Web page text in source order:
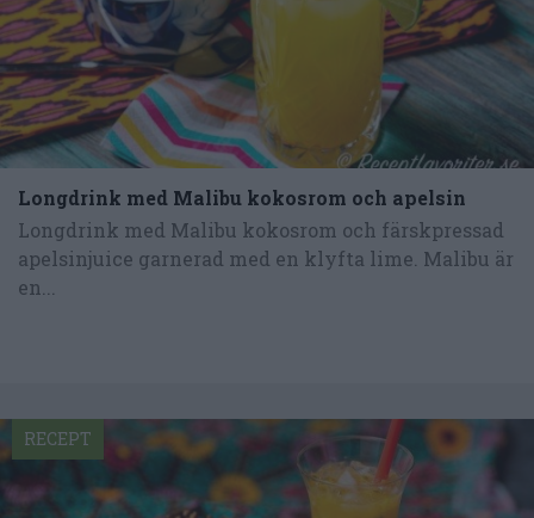
Longdrink med Malibu kokosrom och apelsin
Longdrink med Malibu kokosrom och färskpressad
apelsinjuice garnerad med en klyfta lime. Malibu är
en...
RECEPT